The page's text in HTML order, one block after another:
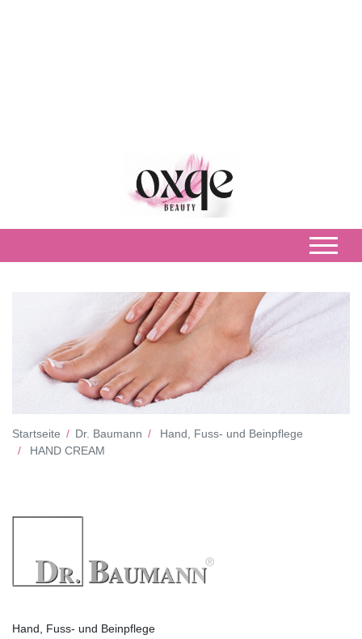
Startseite Dr. Baumann
Hand, Fuss- und Beinpflege
HAND CREAM
Hand, Fuss- und Beinpflege